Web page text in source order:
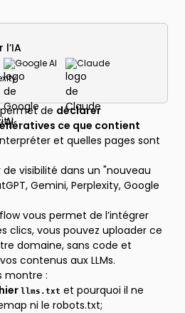
Google AI
Claude
de déclarer
ce que contient
et quelles pages sont
visibilité dans un "nouveau
Gemini, Perplexity, Google
vous permet de l’intégrer
clics, vous pouvez uploader ce
domaine, sans code et
contenus aux LLMs.
montre :
llms.txt et pourquoi il ne
ni le robots.txt;